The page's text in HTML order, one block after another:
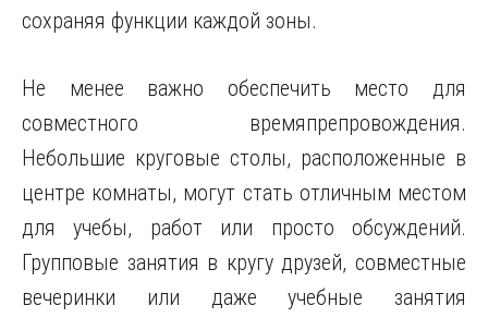
сохраняя функции каждой зоны.
Не менее важно обеспечить место для
совместного времяпрепровождения.
Небольшие круговые столы, расположенные в
центре комнаты, могут стать отличным местом
для учебы, работ или просто обсуждений.
Групповые занятия в кругу друзей, совместные
вечеринки или даже учебные занятия